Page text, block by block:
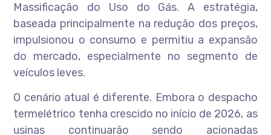
Massificação do Uso do Gás. A estratégia,
baseada principalmente na redução dos preços,
impulsionou o consumo e permitiu a expansão
do mercado, especialmente no segmento de
veículos leves.
O cenário atual é diferente. Embora o despacho
termelétrico tenha crescido no início de 2026, as
usinas continuarão sendo acionadas